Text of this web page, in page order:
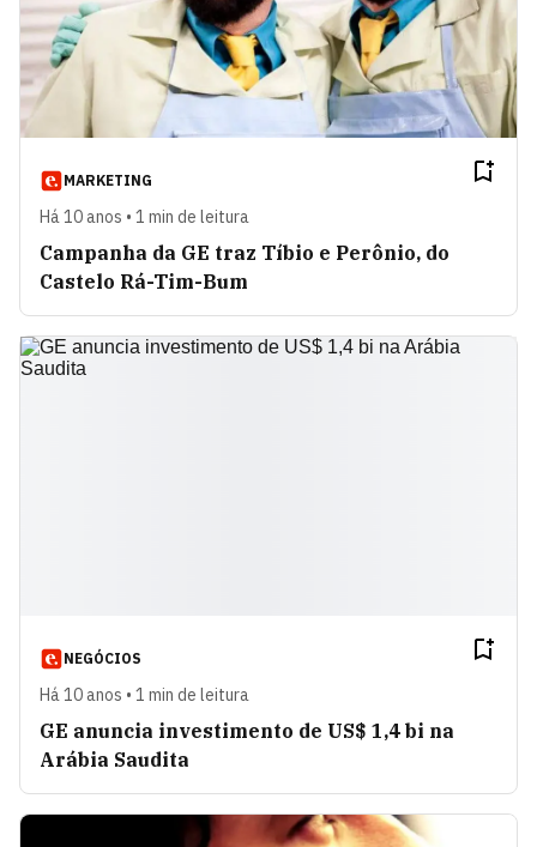
MARKETING
Há 10 anos • 1 min de leitura
Campanha da GE traz Tíbio e Perônio, do
Castelo Rá-Tim-Bum
NEGÓCIOS
Há 10 anos • 1 min de leitura
GE anuncia investimento de US$ 1,4 bi na
Arábia Saudita